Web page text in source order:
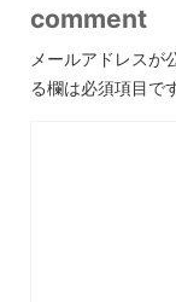
comment
メールアドレスが
る欄は必須項目で